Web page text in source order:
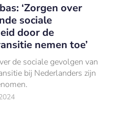
‘Zorgen over
sociale
door de
nemen toe’
de sociale gevolgen van
bij Nederlanders zijn